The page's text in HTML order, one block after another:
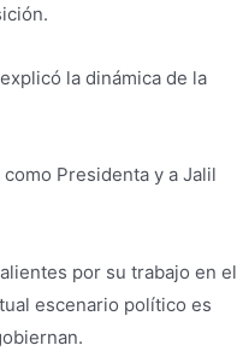
la dinámica de la
Presidenta y a Jalil
por su trabajo en el
escenario político es